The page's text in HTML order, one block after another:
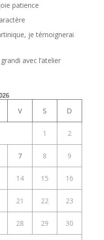
patience
je témoignerai
avec l’atelier
V S D
1 2
7 8 9
14 15 16
21 22 23
28 29 30